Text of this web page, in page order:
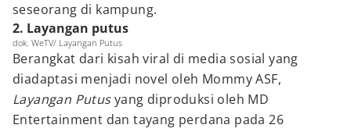
seseorang di kampung.
2. Layangan putus
dok. WeTV/ Layangan Putus
Berangkat dari kisah viral di media sosial yang
diadaptasi menjadi novel oleh Mommy ASF,
Layangan Putusyang diproduksi oleh MD
Entertainment dan tayang perdana pada 26